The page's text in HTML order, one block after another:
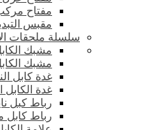
مفتاح
مقبس
سلسلة ملحقات
مشبك
مشبك
غدة كابل
غدة الكابل
رباط كبل
رباط كابل